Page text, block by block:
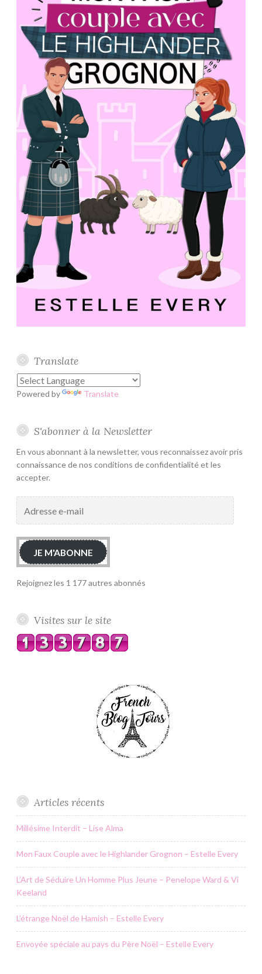
Translate
Powered by Translate
S'abonner à la Newsletter
En vous abonnant à la newsletter, vous reconnaissez avoir pris
connaissance de nos conditions de confidentialité et les
accepter.
mail
JE M'ABONNE
Rejoignez les 1 177 autres abonnés
Visites sur le site
Articles récents
Millésime Interdit – Lise Alma
Mon Faux Couple avec le Highlander Grognon – Estelle Every
L’Art de Séduire Un Homme Plus Jeune – Penelope Ward & Vi
Keeland
L’étrange Noël de Hamish – Estelle Every
Envoyée spéciale au pays du Père Noël – Estelle Every